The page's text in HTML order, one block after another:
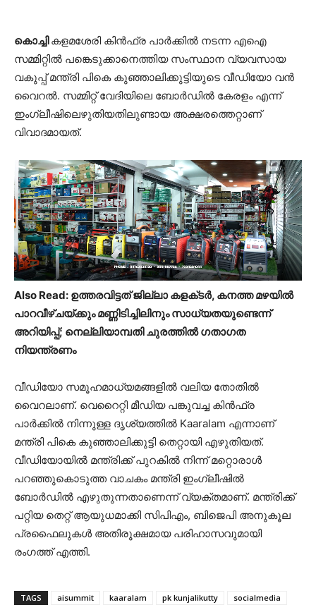
കൊച്ചികളമശേരി കിൻഫ്ര പാർക്കിൽ നടന്ന എഐ
സമ്മിറ്റിൽ പങ്കെടുക്കാനെത്തിയ സംസ്ഥാന വ്യവസായ
വകുപ്പ് മന്ത്രി പികെ കുഞ്ഞാലിക്കുട്ടിയുടെ വീഡിയോ വൻ
വൈറൽ. സമ്മിറ്റ് വേദിയിലെ ബോർഡിൽ കേരളം എന്ന്
ഇംഗ്ലീഷിലെഴുതിയതിലുണ്ടായ അക്ഷരത്തെറ്റാണ്
വിവാദമായത്.
Also Read: ഉത്തരവിട്ടത് ജില്ലാ കളക്‌ടർ, കനത്ത മഴയിൽ
പാറവീഴ്‌ചയ്ക്കും മണ്ണിടിച്ചിലിനും സാധ്യതയുണ്ടെന്ന്
അറിയിപ്പ്; നെല്ലിയാമ്പതി ചുരത്തിൽ ഗതാഗത
നിയന്ത്രണം
വീഡിയോ സമൂഹമാധ്യമങ്ങളിൽ വലിയ തോതിൽ
വൈറലാണ്. വെറൈറ്റി മീഡിയ പങ്കുവച്ച കിൻഫ്ര
പാർക്കിൽ നിന്നുള്ള ദൃശ്യത്തിൽ Kaaralam എന്നാണ്
മന്ത്രി പികെ കുഞ്ഞാലിക്കുട്ടി തെറ്റായി എഴുതിയത്.
വീഡിയോയിൽ മന്ത്രിക്ക് പുറകിൽ നിന്ന് മറ്റൊരാൾ
പറഞ്ഞുകൊടുത്ത വാചകം മന്ത്രി ഇംഗ്ലീഷിൽ
ബോർഡിൽ എഴുതുന്നതാണെന്ന് വ്യക്തമാണ്. മന്ത്രിക്ക്
പറ്റിയ തെറ്റ് ആയുധമാക്കി സിപിഎം, ബിജെപി അനുകൂല
പ്രഫൈലുകൾ അതിരൂക്ഷമായ പരിഹാസവുമായി
രംഗത്ത് എത്തി.
TAGS aisummit kaaralam pk kunjalikutty socialmedia